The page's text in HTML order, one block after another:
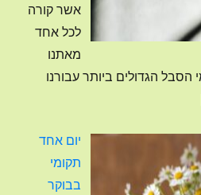
אשר קורה
לכל אחד
מאתנו
הסבל הגדולים ביותר עבורנו
יום אחד
תקומי
בבוקר